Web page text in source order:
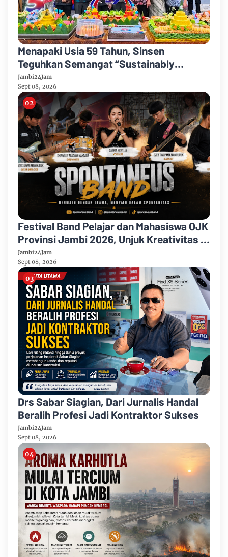
Menapaki Usia 59 Tahun, Sinsen
Teguhkan Semangat “Sustainably
Growing”
Jambi24Jam
Sept 08, 2026
Festival Band Pelajar dan Mahasiswa OJK
Provinsi Jambi 2026, Unjuk Kreativitas di
Taman Banjuran Budayo, Spontaneus
Band Raih Juara 2
Jambi24Jam
Sept 08, 2026
Drs Sabar Siagian, Dari Jurnalis Handal
Beralih Profesi Jadi Kontraktor Sukses
Jambi24Jam
Sept 08, 2026